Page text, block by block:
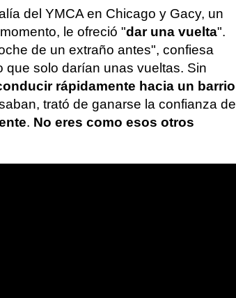
del YMCA en Chicago y Gacy, un
le ofreció "dar una vuelta".
de un extraño antes", confiesa
que solo darían unas vueltas. Sin
rápidamente hacia un barrio
trató de ganarse la confianza de
. No eres como esos otros